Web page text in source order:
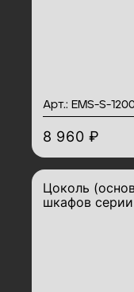
Арт.: EMS-S-
8 960 ₽
Цоколь
шкафов